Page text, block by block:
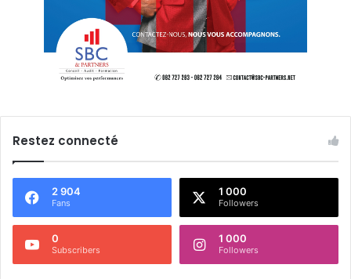
Restez connecté
2 904
Fans
1 000
Followers
0
Subscribers
1 000
Followers